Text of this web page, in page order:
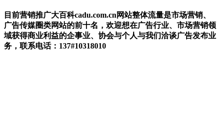
目前营销推广大百科cadu.com.cn网站整体流量是市场营销、
广告传媒圈类网站的前十名，欢迎想在广告行业、市场营销领
域获得商业利益的企事业、协会与个人与我们洽谈广告发布业
务，联系电话：137#10318010